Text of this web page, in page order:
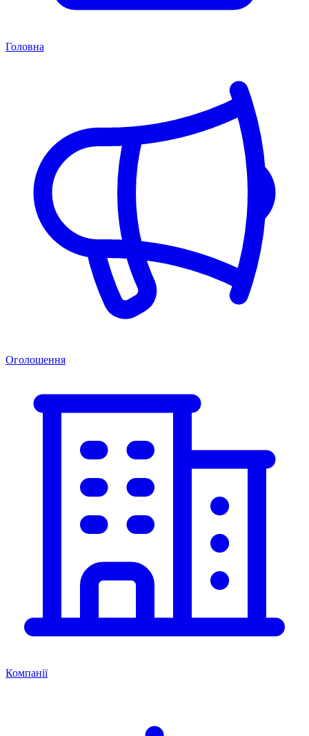
Головна
Оголошення
Компанії